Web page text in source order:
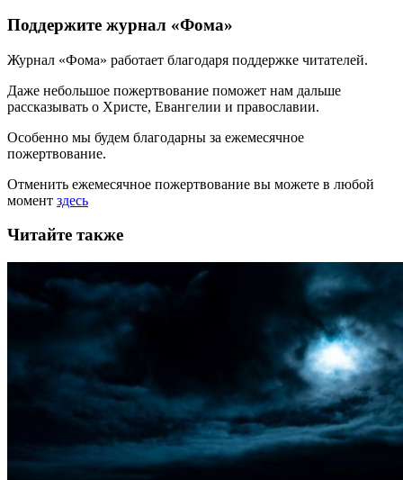
Поддержите журнал «Фома»
Журнал «Фома» работает благодаря поддержке читателей.
Даже небольшое пожертвование поможет нам дальше
рассказывать о Христе, Евангелии и православии.
Особенно мы будем благодарны за ежемесячное
пожертвование.
Отменить ежемесячное пожертвование вы можете в любой
момент здесь
Читайте также